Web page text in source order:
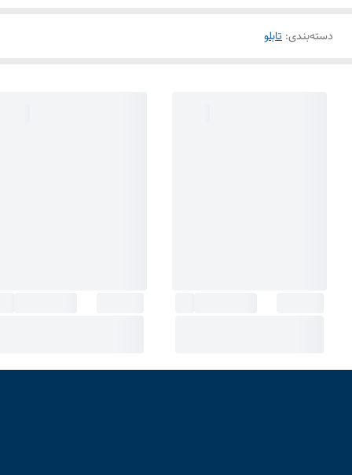
دسته‌بندی: تابلو